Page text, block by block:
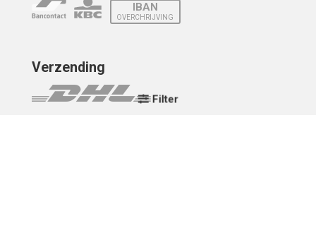
Filter
IBAN
OVERCHRIJVING
Verzending